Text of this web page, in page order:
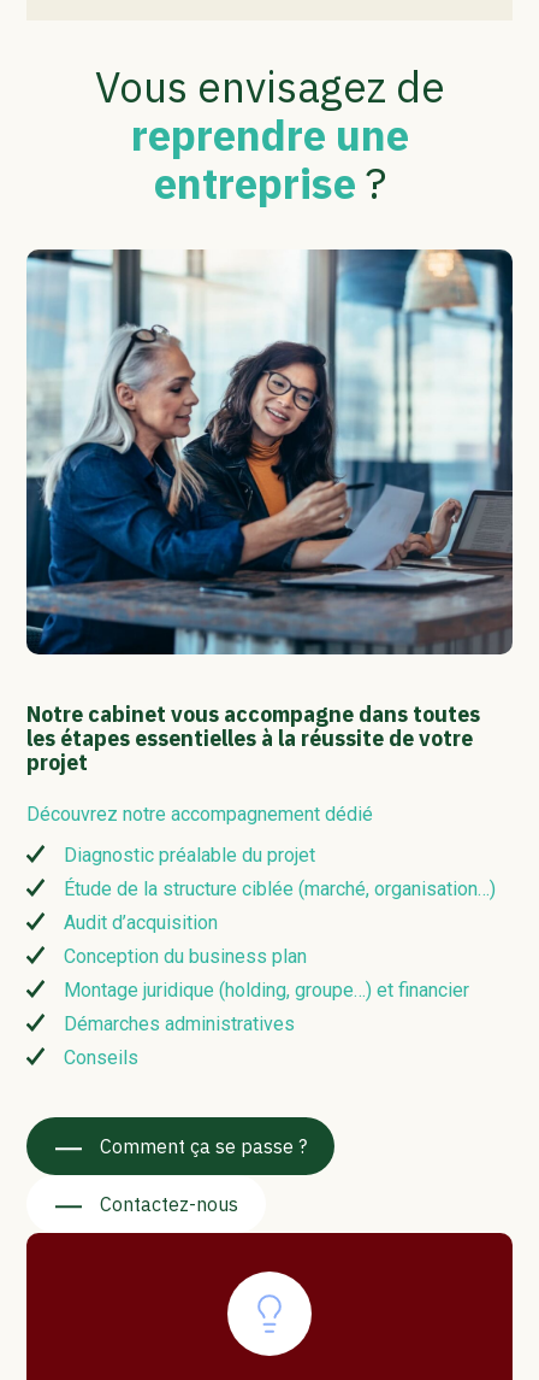
Vous envisagez de
reprendre une
entreprise?
Notre cabinet vous accompagne dans toutes
les étapes essentielles à la réussite de votre
projet
Découvrez notre accompagnement dédié
Diagnostic préalable du projet
Étude de la structure ciblée (marché, organisation…)
Audit d’acquisition
Conception du business plan
Montage juridique (holding, groupe…) et financier
Démarches administratives
Conseils
Comment ça se passe ?
Contactez-nous